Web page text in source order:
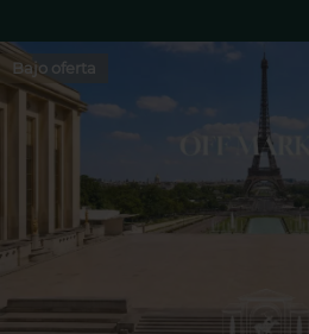
Bajo oferta